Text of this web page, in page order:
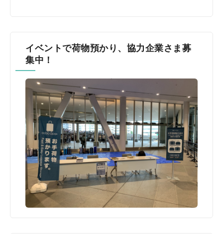
イベントで荷物預かり、協力企業さま募
集中！